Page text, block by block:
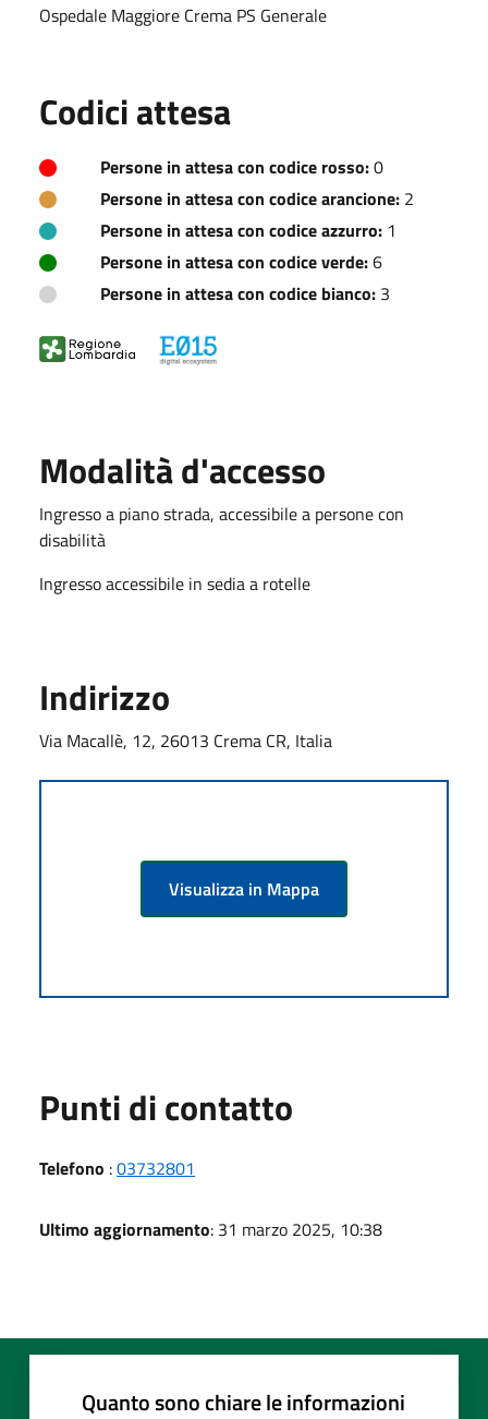
Ospedale Maggiore Crema PS Generale
Codici attesa
Persone in attesa con codice rosso:0
Persone in attesa con codice arancione: 2
Persone in attesa con codice azzurro: 1
Persone in attesa con codice verde:6
Persone in attesa con codice bianco: 3
Modalità d'accesso
Ingresso a piano strada, accessibile a persone con
disabilità
Ingresso accessibile in sedia a rotelle
Indirizzo
Via Macallè, 12, 26013 Crema CR, Italia
Visualizza in Mappa
Punti di contatto
Telefono :03732801
Ultimo aggiornamento: 31 marzo 2025, 10:38
Quanto sono chiare le informazioni